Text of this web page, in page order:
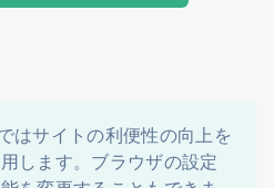
はサイトの利便性の向上を
します。ブラウザの設定
針 Cookieポリシー